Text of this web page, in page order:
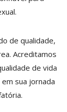
de qualidade,
Acreditamos
de vida
sua jornada